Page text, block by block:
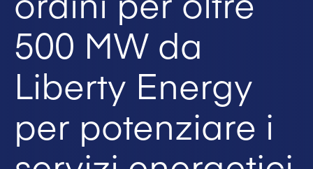
500 MW da
Liberty Energy
per potenziare i